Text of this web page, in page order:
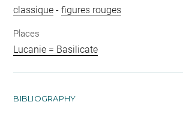
classique -figures rouges
Places
Lucanie = Basilicate
BIBLIOGRAPHY